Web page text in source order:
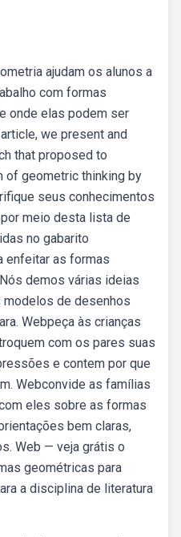
ajudam os alunos a
com formas
onde elas podem ser
we present and
that proposed to
of geometric thinking by
seus conhecimentos
meio desta lista de
no gabarito
enfeitar as formas
demos várias ideias
modelos de desenhos
Webpeça às crianças
com os pares suas
e contem por que
Webconvide as famílias
eles sobre as formas
bem claras,
Web — veja grátis o
geométricas para
a disciplina de literatura